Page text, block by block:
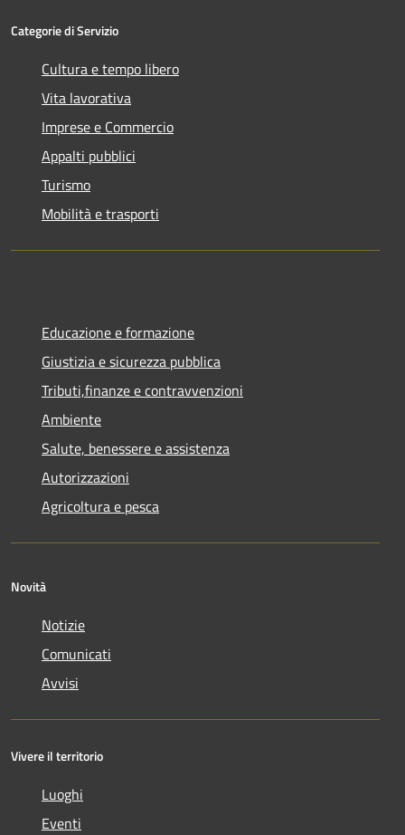
Categorie di Servizio
Cultura e tempo libero
Vita lavorativa
Imprese e Commercio
Appalti pubblici
Turismo
Mobilità e trasporti
Educazione e formazione
Giustizia e sicurezza pubblica
Tributi,finanze e contravvenzioni
Ambiente
Salute, benessere e assistenza
Autorizzazioni
Agricoltura e pesca
Novità
Notizie
Comunicati
Avvisi
Vivere il territorio
Luoghi
Eventi